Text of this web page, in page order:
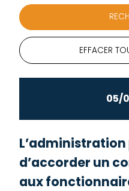
EFFACER
05/
d’accorder un
aux